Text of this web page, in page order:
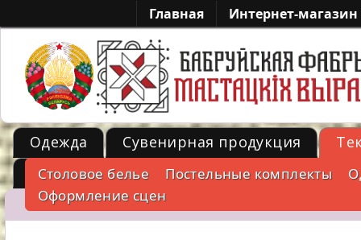
Главная Интернет-магазин
-->
Одежда Сувенирная продукция
Столовое белье Постельные комплекты
Оформление сцен
Металл